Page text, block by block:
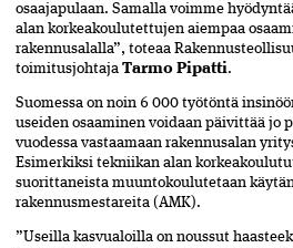
osaajapulaan. Samalla voimme
alan korkeakoulutettujen aiempaa
rakennusalalla”, toteaa
toimitusjohtaja Tarmo Pipatti.
Suomessa on noin 6 000 työtöntä
useiden osaaminen voidaan päivittää jo
vuodessa vastaamaan rakennusalan
Esimerkiksi tekniikan alan
suorittaneista muuntokoulutetaan
rakennusmestareita (AMK).
”Useilla kasvualoilla on noussut